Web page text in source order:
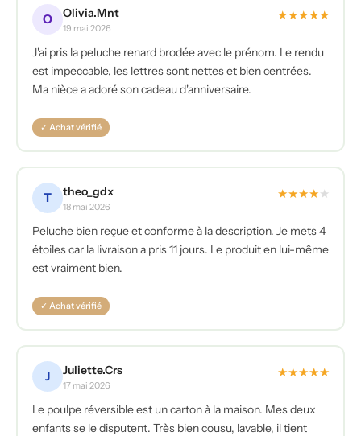
O Olivia.Mnt
19 mai 2026
★★★★★
J'ai pris la peluche renard brodée avec le prénom. Le rendu
est impeccable, les lettres sont nettes et bien centrées.
Ma nièce a adoré son cadeau d'anniversaire.
✓ Achat vérifié
T theo_gdx
18 mai 2026
★★★★★
Peluche bien reçue et conforme à la description. Je mets 4
étoiles car la livraison a pris 11 jours. Le produit en lui-même
est vraiment bien.
✓ Achat vérifié
J Juliette.Crs
17 mai 2026
★★★★★
Le poulpe réversible est un carton à la maison. Mes deux
enfants se le disputent. Très bien cousu, lavable, il tient